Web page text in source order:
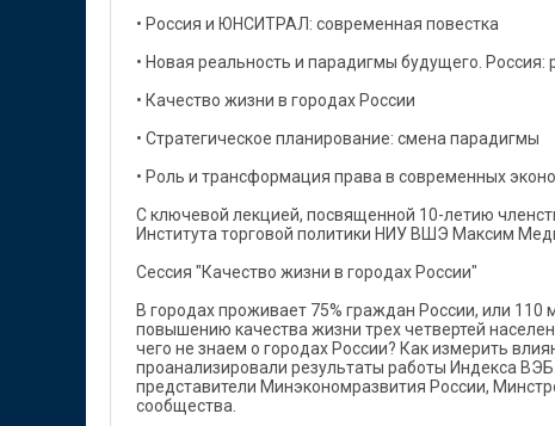
• Россия и ЮНСИТРАЛ: современная повестка
• Новая реальность и парадигмы будущего. Россия:
• Качество жизни в городах России
• Стратегическое планирование: смена парадигмы
• Роль и трансформация права в современных
С ключевой лекцией, посвященной 10-летию
Института торговой политики НИУ ВШЭ Максим
Сессия "Качество жизни в городах России"
В городах проживает 75% граждан России, или
повышению качества жизни трех четвертей
чего не знаем о городах России? Как измерить
проанализировали результаты работы Индекса
представители Минэкономразвития России,
сообщества.